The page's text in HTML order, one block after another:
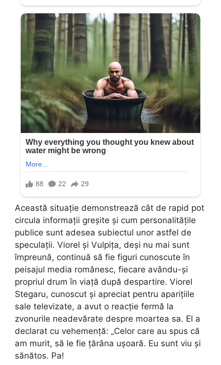
Această situație demonstrează cât de rapid pot
circula informații greșite și cum personalitățile
publice sunt adesea subiectul unor astfel de
speculații. Viorel și Vulpița, deși nu mai sunt
împreună, continuă să fie figuri cunoscute în
peisajul media românesc, fiecare avându-și
propriul drum în viață după despartire. Viorel
Stegaru, cunoscut și apreciat pentru aparițiile
sale televizate, a avut o reacție fermă la
zvonurile neadevărate despre moartea sa. El a
declarat cu vehemență: „Celor care au spus că
am murit, să le fie țărâna ușoară. Eu sunt viu și
sănătos. Pa!